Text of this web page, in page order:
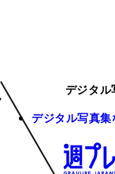
デジタル
デジタル写真